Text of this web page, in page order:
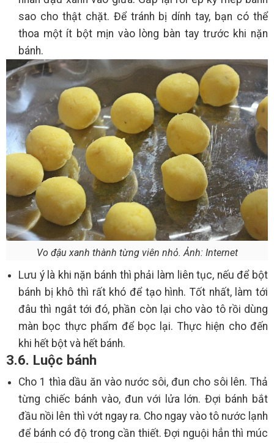
sao cho thật chặt. Để tránh bị dính tay, bạn có thể
thoa một ít bột mịn vào lòng bàn tay trước khi nặn
bánh.
Vo đậu xanh thành từng viên nhỏ. Ảnh: Internet
Lưu ý là khi nặn bánh thì phải làm liên tục, nếu để bột
bánh bị khô thì rất khó để tạo hình. Tốt nhất, làm tới
đâu thì ngắt tới đó, phần còn lại cho vào tô rồi dùng
màn bọc thực phẩm để bọc lại. Thực hiện cho đến
khi hết bột và hết bánh.
3.6. Luộc bánh
Cho 1 thìa dầu ăn vào nước sôi, đun cho sôi lên. Thả
từng chiếc bánh vào, đun với lửa lớn. Đợi bánh bắt
đầu nồi lên thì vớt ngay ra. Cho ngay vào tô nước lạnh
để bánh có độ trong cần thiết. Đợi nguội hẳn thì múc